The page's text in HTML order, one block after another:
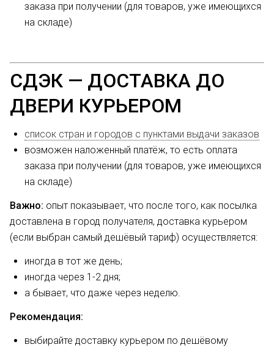
заказа при получении (для товаров, уже имеющихся
на складе)
СДЭК — ДОСТАВКА ДО
ДВЕРИ КУРЬЕРОМ
список стран и городов с пунктами выдачи заказов
возможен наложенный платёж, то есть оплата
заказа при получении (для товаров, уже имеющихся
на складе)
Важно: опыт показывает, что после того, как посылка
доставлена в город получателя, доставка курьером
(если выбран самый дешёвый тариф) осуществляется:
иногда в тот же день;
иногда через 1-2 дня;
а бывает, что даже через неделю.
Рекомендация:
выбирайте доставку курьером по дешёвому